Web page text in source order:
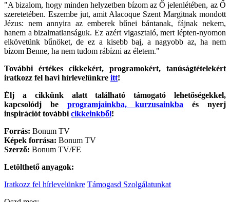
"A bizalom, hogy minden helyzetben bízom az Ő jelenlétében, az Ő
szeretetében. Eszembe jut, amit Alacoque Szent Margitnak mondott
Jézus: nem annyira az emberek bűnei bántanak, fájnak nekem,
hanem a bizalmatlanságuk. Ez azért vigasztaló, mert lépten-nyomon
elkövetünk bűnöket, de ez a kisebb baj, a nagyobb az, ha nem
bízom Benne, ha nem tudom rábízni az életem."
További értékes cikkekért, programokért, tanúságtételekért
iratkozz fel havi hírlevelünkre itt!
Élj a cikkünk alatt található támogató lehetőségekkel,
kapcsolódj be programjainkba, kurzusainkba és nyerj
inspirációt továbbicikkeinkből!
Forrás: Bonum TV
Képek forrása: Bonum TV
Szerző: Bonum TV/FE
Letölthető anyagok:
Iratkozz fel hírlevelünkre Támogasd Szolgálatunkat